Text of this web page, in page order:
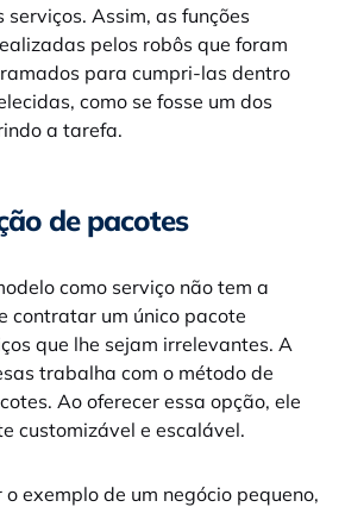
Assim, as funções
pelos robôs que foram
para cumpri-las dentro
como se fosse um dos
a tarefa.
de pacotes
como serviço não tem a
contratar um único pacote
que lhe sejam irrelevantes. A
trabalha com o método de
Ao oferecer essa opção, ele
customizável e escalável.
exemplo de um negócio pequeno,